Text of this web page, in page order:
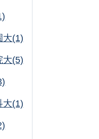
大(1)
大(5)
大(1)